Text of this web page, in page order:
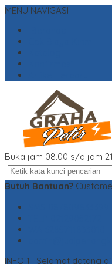
MENU NAVIGASI
Buka jam 08.00 s/d jam
Butuh Bantuan?
INFO 1 : Selamat datang di